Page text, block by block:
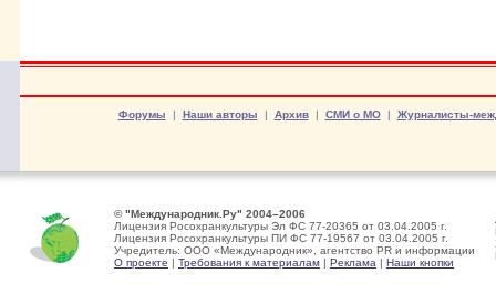
Форумы | Наши авторы | Архив| СМИ о МО| Журналисты-
© "Международник.Ру" 2004–2006
Лицензия Росохранкультуры Эл ФС 77-20365 от 03.04.2005 г.
Лицензия Росохранкультуры ПИ ФС 77-19567 от 03.04.2005 г.
Учредитель: ООО «Международник», агентство PR и информации
О проекте | Требования к материалам | Реклама | Наши кнопки